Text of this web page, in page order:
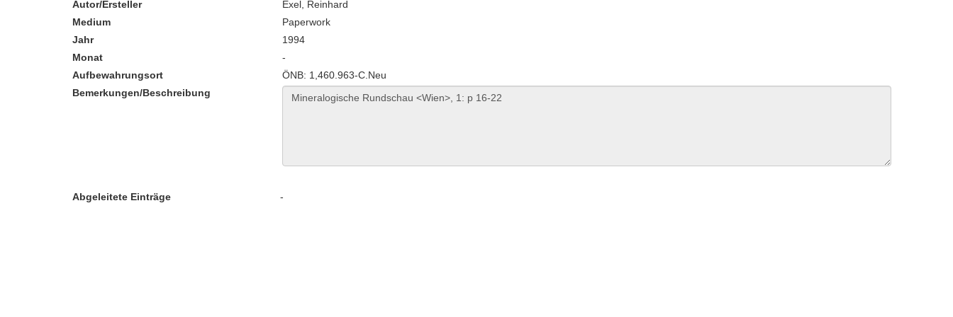
Autor/Ersteller
Exel, Reinhard
Medium
Paperwork
Jahr
1994
Monat
-
Aufbewahrungsort
ÖNB: 1,460.963-C.Neu
Bemerkungen/Beschreibung
Abgeleitete Einträge -